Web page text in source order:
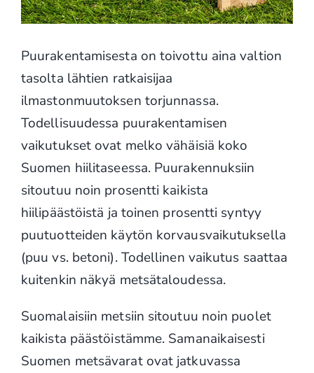
Puurakentamisesta on toivottu aina valtion
tasolta lähtien ratkaisijaa
ilmastonmuutoksen torjunnassa.
Todellisuudessa puurakentamisen
vaikutukset ovat melko vähäisiä koko
Suomen hiilitaseessa. Puurakennuksiin
sitoutuu noin prosentti kaikista
hiilipäästöistä ja toinen prosentti syntyy
puutuotteiden käytön korvausvaikutuksella
(puu vs. betoni). Todellinen vaikutus saattaa
kuitenkin näkyä metsätaloudessa.
Suomalaisiin metsiin sitoutuu noin puolet
kaikista päästöistämme. Samanaikaisesti
Suomen metsävarat ovat jatkuvassa